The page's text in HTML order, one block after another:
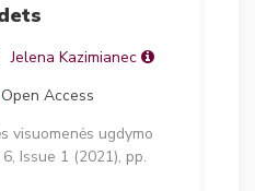
Jelena Kazimianec
Open Access
visuomenės ugdymo
Issue 1 (2021), pp.